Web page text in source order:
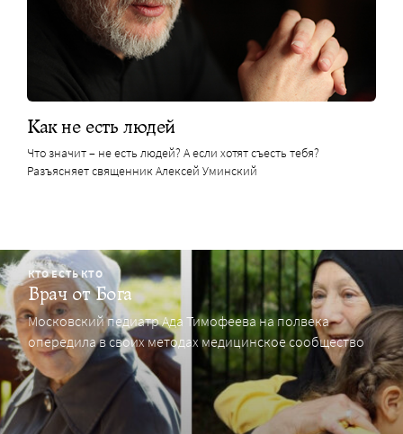
Как не есть людей
Что значит – не есть людей? А если хотят съесть тебя?
Разъясняет священник Алексей Уминский
КТО ЕСТЬ КТО
Врач от Бога
Московский педиатр Ада Тимофеева на полвека
опередила в своих методах медицинское сообщество